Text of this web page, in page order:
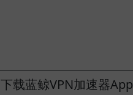
下载蓝鲸VPN加速器App